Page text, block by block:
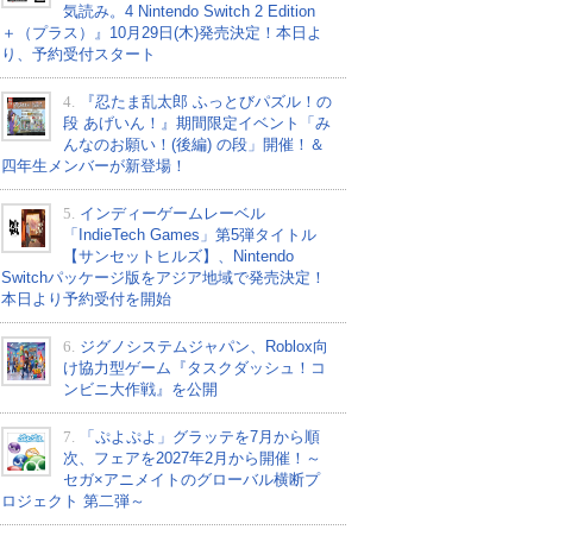
気読み。4 Nintendo Switch 2 Edition
＋（プラス）』10月29日(木)発売決定！本日よ
り、予約受付スタート
4.
『忍たま乱太郎 ふっとびパズル！の
段 あげいん！』期間限定イベント「み
んなのお願い！(後編) の段」開催！＆
四年生メンバーが新登場！
5. インディーゲームレーベル
「IndieTech Games」第5弾タイトル
【サンセットヒルズ】、Nintendo
Switchパッケージ版をアジア地域で発売決定！
本日より予約受付を開始
6. ジグノシステムジャパン、Roblox向
け協力型ゲーム『タスクダッシュ！コ
ンビニ大作戦』を公開
7.
「ぷよぷよ」グラッテを7月から順
次、フェアを2027年2月から開催！～
セガ×アニメイトのグローバル横断プ
ロジェクト 第二弾～